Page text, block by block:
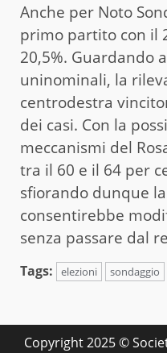
Anche per Noto
primo partito con il
20,5%. Guardando
uninominali, la
centrodestra
dei casi. Con la
meccanismi del
tra il 60 e il 64 per
sfiorando dunque
consentirebbe
senza passare dal
Tags: elezioni sondaggio
Copyright 2025 ©